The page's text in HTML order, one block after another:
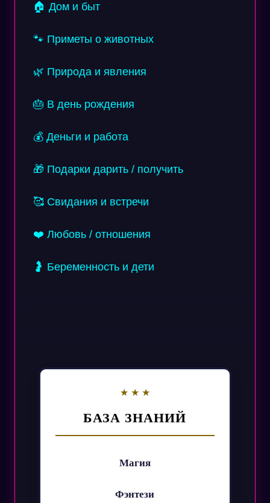
🏠 Дом и быт
🐾 Приметы о животных
🌿 Природа и явления
🎂 В день рождения
💰 Деньги и работа
🎁 Подарки дарить / получить
🥰 Свидания и встречи
❤️ Любовь / отношения
🤰 Беременность и дети
БАЗА ЗНАНИЙ
Магия
Фэнтези